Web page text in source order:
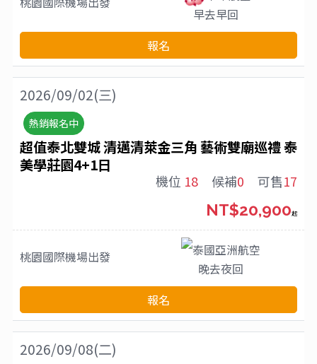
早去早回
報名
2026/09/02(三)
熱銷報名中
超值泰北雙城 清邁清萊金三角 藝術雙廟巡禮 泰
美學莊園4+1日
機位 18 候補0 可售17
桃園國際機場出發
泰國亞洲航空
晚去夜回
NT$20,900起
報名
2026/09/08(二)